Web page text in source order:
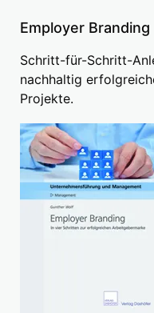
Employer Branding
Schritt-für-Schritt-
nachhaltig
Projekte.